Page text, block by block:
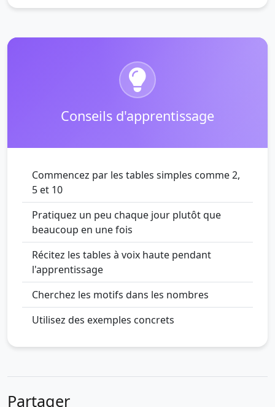
Conseils d'apprentissage
Commencez par les tables simples comme 2,
5 et 10
Pratiquez un peu chaque jour plutôt que
beaucoup en une fois
Récitez les tables à voix haute pendant
l'apprentissage
Cherchez les motifs dans les nombres
Utilisez des exemples concrets
Partager